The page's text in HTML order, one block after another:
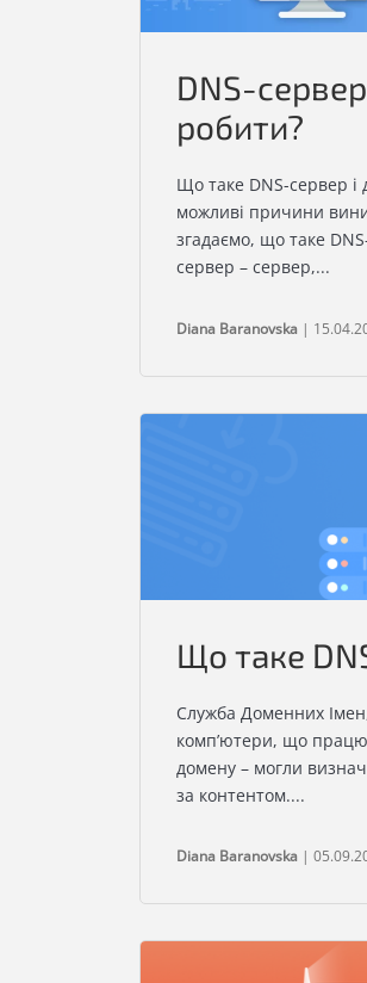
DNS-
робити?
Що таке DNS-сервер і
можливі причини
згадаємо, що таке
сервер – сервер,...
Diana Baranovska |
Що таке
Служба Доменних
комп’ютери, що
домену – могли
за контентом....
Diana Baranovska |